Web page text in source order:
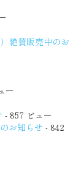
絶賛販売中のお
ー
- 857 ビュー
お知らせ - 842